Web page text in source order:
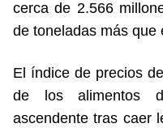
cerca de 2.566
de toneladas más que
El índice de precios
de los alimentos
ascendente tras caer